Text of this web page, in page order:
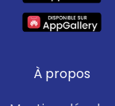
À propos